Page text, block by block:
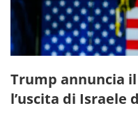
Trump annuncia
l’uscita di Israele